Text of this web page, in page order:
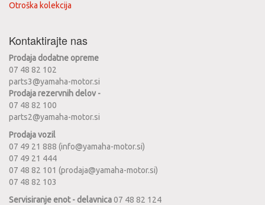
Otroška kolekcija
Kontaktirajte nas
Prodaja dodatne opreme
07 48 82 102
parts3@yamaha-motor.si
Prodaja rezervnih delov -
07 48 82 100
parts2@yamaha-motor.si
Prodaja vozil
07 49 21 888 (info@yamaha-motor.si)
07 49 21 444
07 48 82 101 (prodaja@yamaha-motor.si)
07 48 82 103
Servisiranje enot - delavnica07 48 82 124